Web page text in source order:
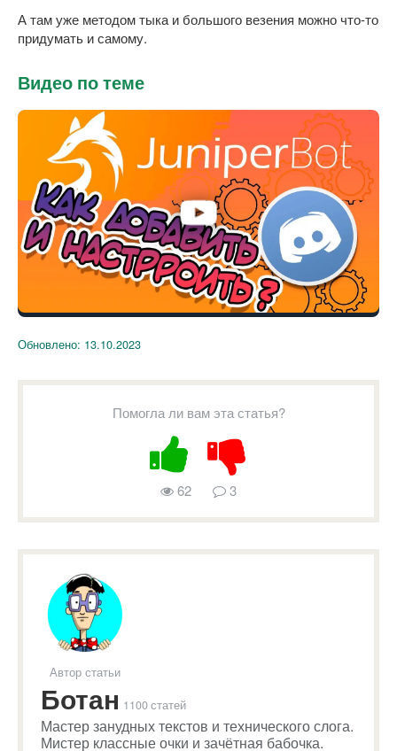
А там уже методом тыка и большого везения можно что-то
придумать и самому.
Видео по теме
Обновлено: 13.10.2023
Помогла ли вам эта статья?
62 3
Автор статьи
Ботан 1100 статей
Мастер занудных текстов и технического слога.
Мистер классные очки и зачётная бабочка.